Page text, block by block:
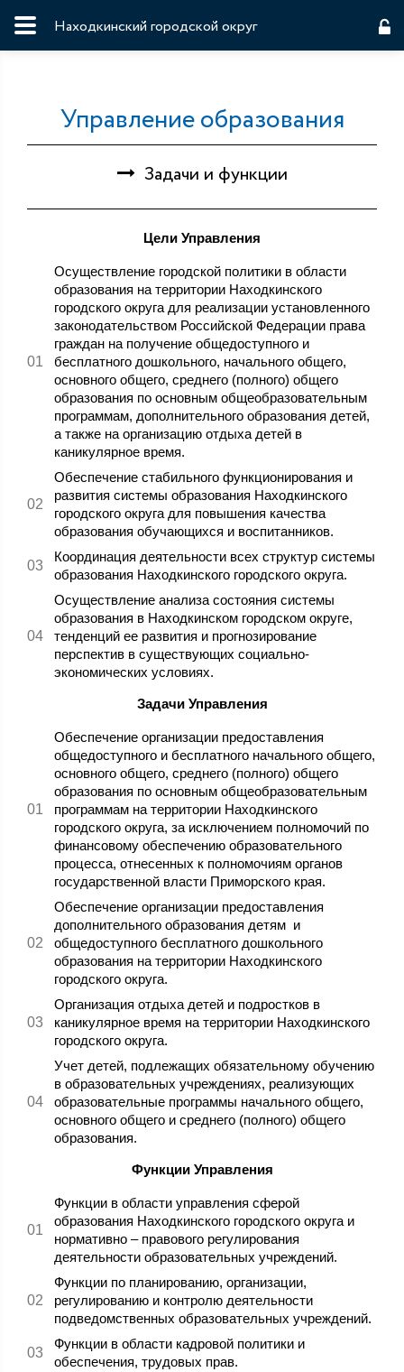
Находкинский городской округ
Управление образования
Задачи и функции
Цели Управления
Осуществление городской политики в области
образования на территории Находкинского
городского округа для реализации установленного
законодательством Российской Федерации права
граждан на получение общедоступного и
бесплатного дошкольного, начального общего,
основного общего, среднего (полного) общего
образования по основным общеобразовательным
программам, дополнительного образования детей,
а также на организацию отдыха детей в
каникулярное время.
Обеспечение стабильного функционирования и
развития системы образования Находкинского
городского округа для повышения качества
образования обучающихся и воспитанников.
Координация деятельности всех структур системы
образования Находкинского городского округа.
Осуществление анализа состояния системы
образования в Находкинском городском округе,
тенденций ее развития и прогнозирование
перспектив в существующих социально-
экономических условиях.
Задачи Управления
Обеспечение организации предоставления
общедоступного и бесплатного начального общего,
основного общего, среднего (полного) общего
образования по основным общеобразовательным
программам на территории Находкинского
городского округа, за исключением полномочий по
финансовому обеспечению образовательного
процесса, отнесенных к полномочиям органов
государственной власти Приморского края.
Обеспечение организации предоставления
дополнительного образования детям и
общедоступного бесплатного дошкольного
образования на территории Находкинского
городского округа.
Организация отдыха детей и подростков в
каникулярное время на территории Находкинского
городского округа.
Учет детей, подлежащих обязательному обучению
в образовательных учреждениях, реализующих
образовательные программы начального общего,
основного общего и среднего (полного) общего
образования.
Функции Управления
Функции в области управления сферой
образования Находкинского городского округа и
нормативно – правового регулирования
деятельности образовательных учреждений.
Функции по планированию, организации,
регулированию и контролю деятельности
подведомственных образовательных учреждений.
Функции в области кадровой политики и
обеспечения, трудовых прав.